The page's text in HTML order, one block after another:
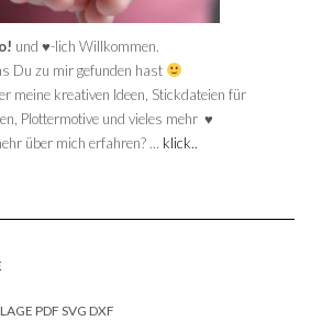
und ♥-lich Willkommen.
Du zu mir gefunden hast
meine kreativen Ideen, Stickdateien für
Plottermotive und vieles mehr ♥
über mich erfahren? … klick..
PDF SVG DXF